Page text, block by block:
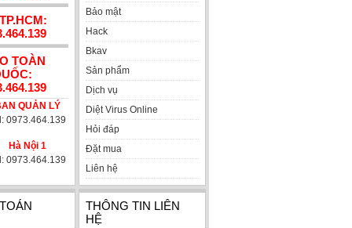
TOÀN
QUẢN LÝ
0973.464.139
Hà Nội 1
0973.464.139
Bảo mật
Hack
Bkav
Sản phẩm
Dịch vụ
Diệt Virus Online
Hỏi đáp
Đặt mua
Liên hệ
THÔNG TIN LIÊN
HỆ